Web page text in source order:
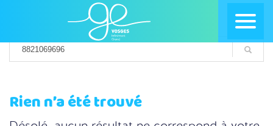
Rien n’a été trouvé